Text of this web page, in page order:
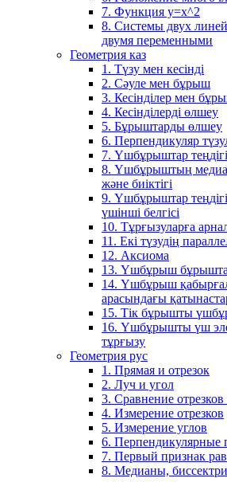
7. Функция y=x^2
8. Системы двух
двумя переменными
Геометрия каз
1. Түзу мен кесінді
2. Сәуле мен бұрыш
3. Кесінділер мен
4. Кесінділерді өлшеу
5. Бұрыштарды өлшеу
6. Перпендикуляр
7. Үшбұрыштар
8. Үшбұрыштың
және биіктігі
9. Үшбұрыштар
үшінші белгісі
10. Тұрғызуларға
11. Екі түзудің
12. Аксиома
13. Үшбұрыш
14. Үшбұрыш
арасындағы
15. Тік бұрышты
16. Үшбұрышты үш
тұрғызу
Геометрия рус
1. Прямая и отрезок
2. Луч и угол
3. Сравнение отрезков
4. Измерение отрезков
5. Измерение углов
6. Перпендикулярные
7. Первый признак
8. Медианы,